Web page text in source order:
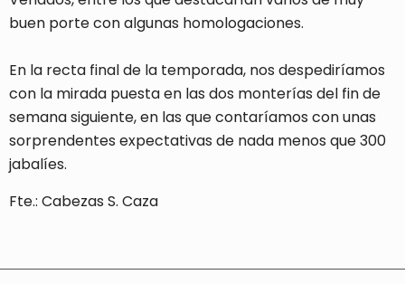
buen porte con algunas homologaciones.
En la recta final de la temporada, nos despediríamos
con la mirada puesta en las dos monterías del fin de
semana siguiente, en las que contaríamos con unas
sorprendentes expectativas de nada menos que 300
jabalíes.
Fte.: Cabezas S. Caza